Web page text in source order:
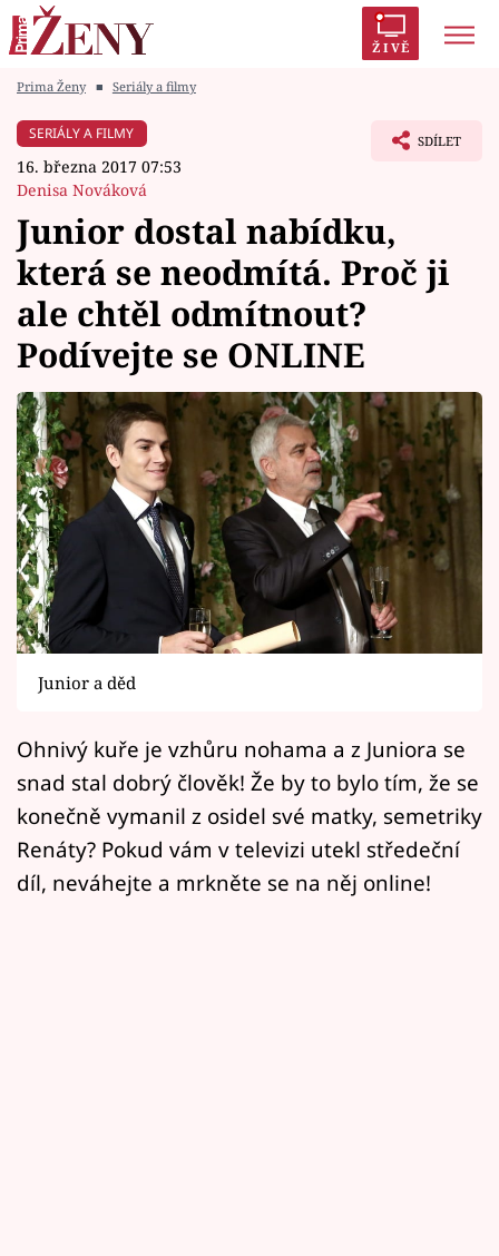
ŽIVĚ
Módní alarm
Témata
Celebrity
Vztahy
Seriály
Horoskopy
Sledujte prima+
Filmový festival Karlovy Vary
Přihlášení
Sledujte nás
Prima Ženy ■ Seriály a filmy
SERIÁLY A FILMY
16. března 2017 07:53
Denisa Nováková
SDÍLET
Junior dostal nabídku,
která se neodmítá. Proč ji
ale chtěl odmítnout?
Podívejte se ONLINE
Junior a děd
Ohnivý kuře je vzhůru nohama a z Juniora se
snad stal dobrý člověk! Že by to bylo tím, že se
konečně vymanil z osidel své matky, semetriky
Renáty? Pokud vám v televizi utekl středeční
díl, neváhejte a mrkněte se na něj online!